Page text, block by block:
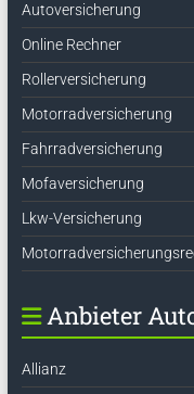
Autoversicherung
Online Rechner
Rollerversicherung
Motorradversicherung
Fahrradversicherung
Mofaversicherung
Lkw-Versicherung
Anbieter
Allianz